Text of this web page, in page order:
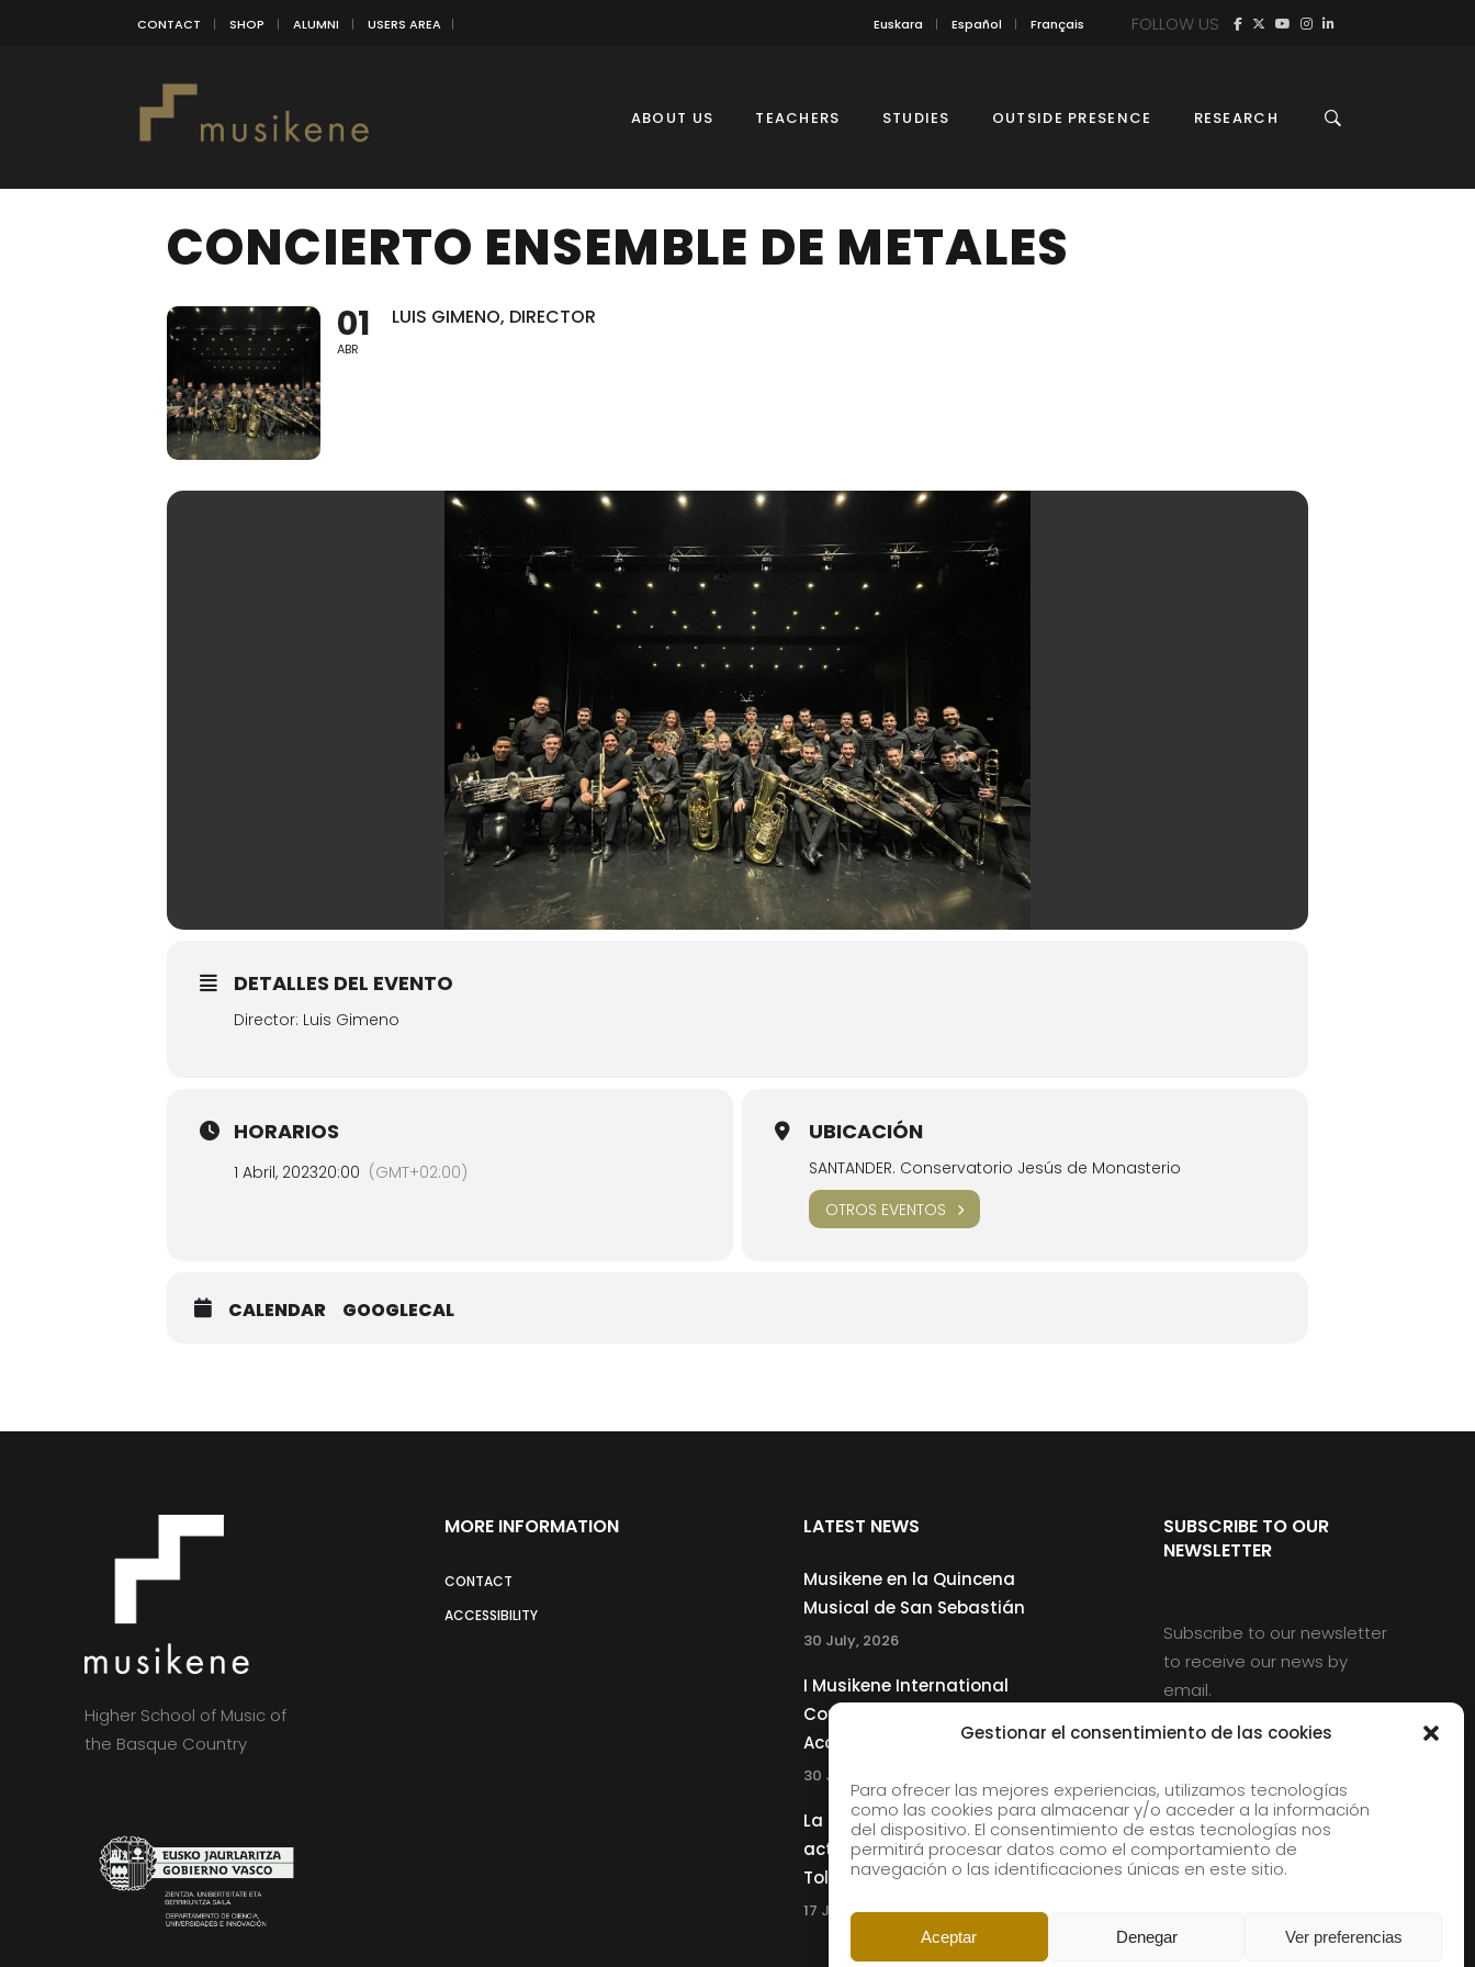
Gestionar el consentimiento de las cookies
Para ofrecer las mejores experiencias, utilizamos tecnologías
como las cookies para almacenar y/o acceder a la información
del dispositivo. El consentimiento de estas tecnologías nos
permitirá procesar datos como el comportamiento de
navegación o las identificaciones únicas en este sitio.
Aceptar Denegar Ver preferencias
CONTACT SHOP ALUMNI USERS AREA Euskara Español Français FOLLOW US
ABOUT US TEACHERS STUDIES OUTSIDE PRESENCE RESEARCH
CONCIERTO ENSEMBLE DE METALES
01
ABR
LUIS GIMENO, DIRECTOR
DETALLES DEL EVENTO
Director: Luis Gimeno
HORARIOS
1 Abril, 202320:00 (GMT+02:00)
UBICACIÓN
SANTANDER. Conservatorio Jesús de Monasterio
OTROS EVENTOS
CALENDAR GOOGLECAL
Higher School of Music of
the Basque Country
MORE INFORMATION
CONTACT
ACCESSIBILITY
LATEST NEWS
Musikene en la Quincena
Musical de San Sebastián
30 July, 2026
I Musikene International
Competition for Young
Accordionists
30 July, 2026
La Musikene Big Band
actuará junto a Charles
Tolliver en el 61 Jazzaldia
17 July, 2026
SUBSCRIBE TO OUR
NEWSLETTER
Subscribe to our newsletter
to receive our news by
email.